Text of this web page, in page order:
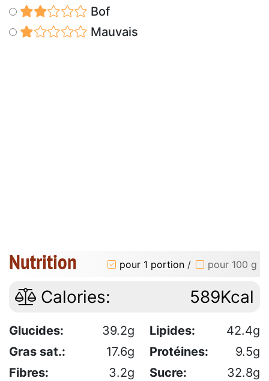
Bof
Mauvais
Nutrition pour 1 portion / pour 100 g
Calories: 589Kcal
Glucides: 39.2g Lipides:
42.4g
Gras sat.:
17.6g Protéines:
9.5g
Fibres:
3.2g Sucre:
32.8g